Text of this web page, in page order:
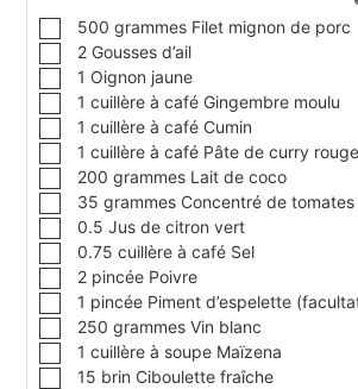
▢
500 grammes Filet mignon de porc
▢
2 Gousses d’ail
▢1 Oignon jaune
▢1 cuillère à café Gingembre moulu
▢1 cuillère à café Cumin
▢1 cuillère à café Pâte de curry rouge
▢
200 grammes Lait de coco
▢
35 grammes Concentré de tomates
▢
0.5 Jus de citron vert
▢
0.75 cuillère à café Sel
▢
2 pincée Poivre
▢1 pincée Piment d’espelette
▢
250 grammes Vin blanc
▢1 cuillère à soupe Maïzena
▢15 brin Ciboulette fraîche